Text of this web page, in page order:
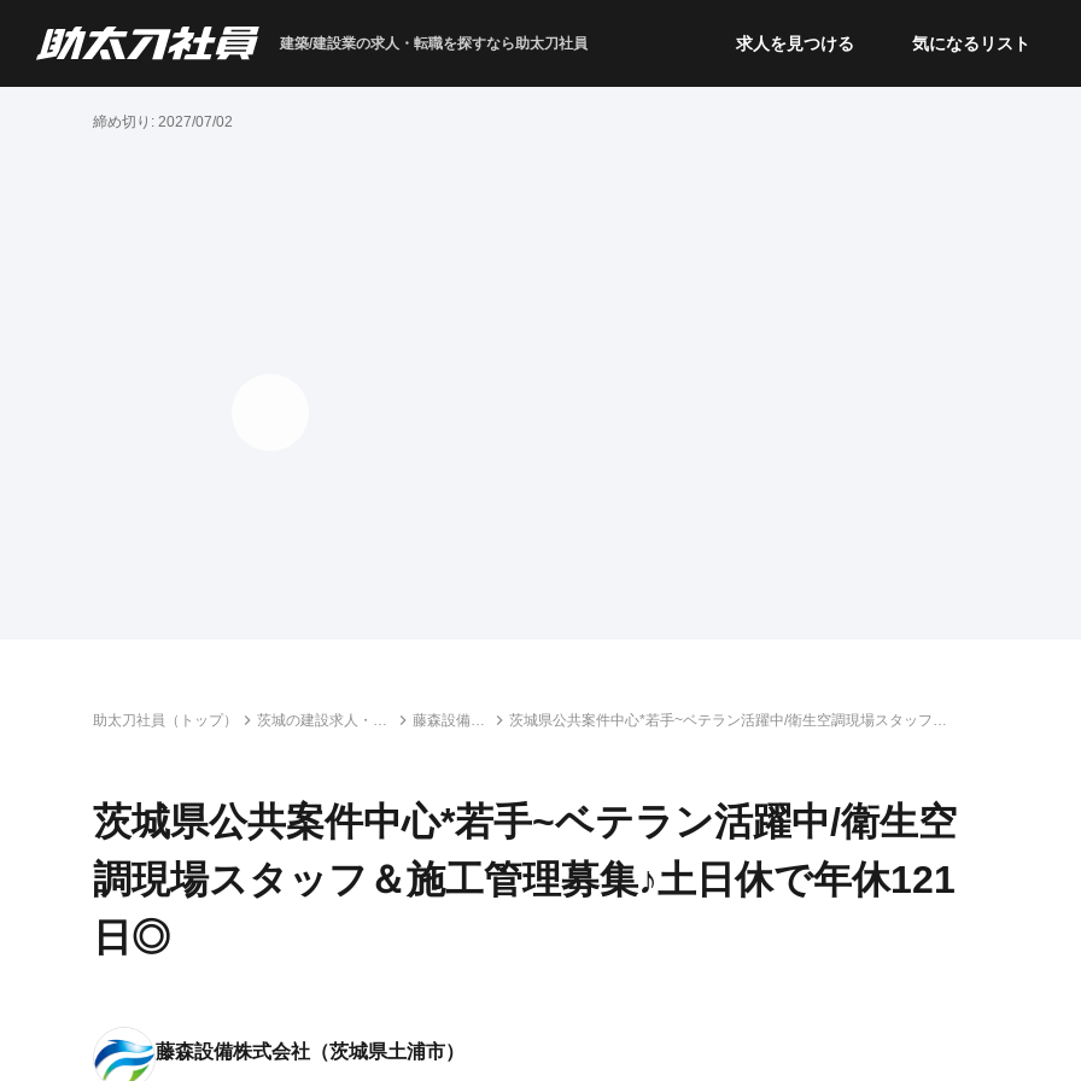
建築/建設業の求人・転職を探すなら助太刀社員 求人を見つける 気になるリスト
締め切り: 2027/07/02
助太刀社員（トップ）
茨城の建設求人・転
藤森設備株
茨城県公共案件中心*若手~ベテラン活躍中/衛生空調現場スタッフ＆
茨城県公共案件中心*若手~ベテラン活躍中/衛生空
調現場スタッフ＆施工管理募集♪土日休で年休121
日◎
藤森設備株式会社 （茨城県土浦市）